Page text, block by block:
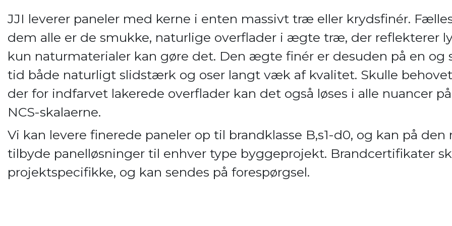
JJI leverer paneler med kerne i enten massivt træ eller krydsfinér.
dem alle er de smukke, naturlige overflader i ægte træ, der reflekterer
kun naturmaterialer kan gøre det. Den ægte finér er desuden på en og
tid både naturligt slidstærk og oser langt væk af kvalitet. Skulle
der for indfarvet lakerede overflader kan det også løses i alle nuancer
NCS-skalaerne.
Vi kan levere finerede paneler op til brandklasse B,s1-d0, og kan på den
tilbyde panelløsninger til enhver type byggeprojekt. Brandcertifikater
projektspecifikke, og kan sendes på forespørgsel.